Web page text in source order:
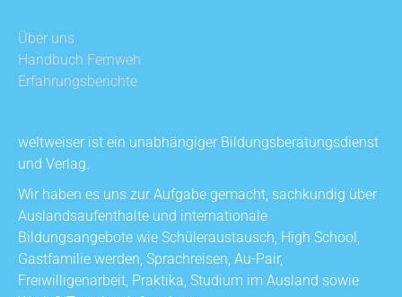
Über uns
Handbuch Fernweh
Erfahrungsberichte
weltweiser ist ein unabhängiger Bildungsberatungsdienst
und Verlag.
Wir haben es uns zur Aufgabe gemacht, sachkundig über
Auslandsaufenthalte und internationale
Bildungsangebote wie Schüleraustausch, High School,
Gastfamilie werden, Sprachreisen, Au-Pair,
Freiwilligenarbeit, Praktika, Studium im Ausland sowie